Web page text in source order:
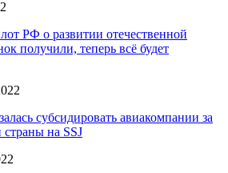
РФ о развитии отечественной
получили, теперь всё будет
субсидировать авиакомпании за
на SSJ